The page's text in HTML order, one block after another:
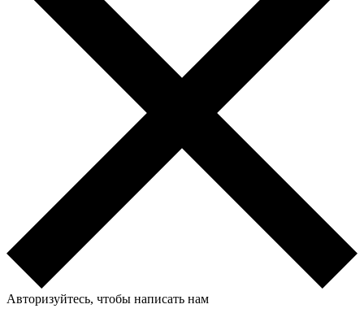
Авторизуйтесь, чтобы написать нам